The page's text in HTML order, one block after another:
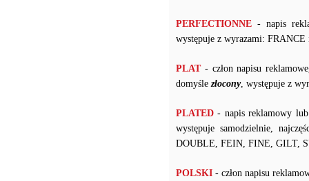
PERFECTIONNE - napis
występuje z wyrazami:
PLAT- człon napisu
domyślezłocony, występuje z
PLATED - napis reklamowy
występuje samodzielnie,
DOUBLE, FEIN, FINE, GILT,
POLSKI - człon napisu